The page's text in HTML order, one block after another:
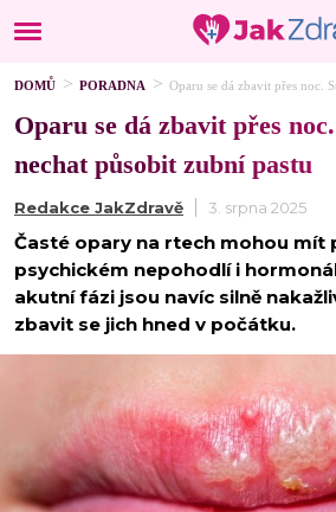
DOMŮ PORADNA Oparu se dá zbavit přes noc.
Oparu se dá zbavit přes
nechat působit zubní pastu
Redakce JakZdravě 3. srpna 2025
Časté opary na rtech mohou mít
psychickém nepohodlí i
akutní fázi jsou navíc silně
zbavit se jich hned v počátku.